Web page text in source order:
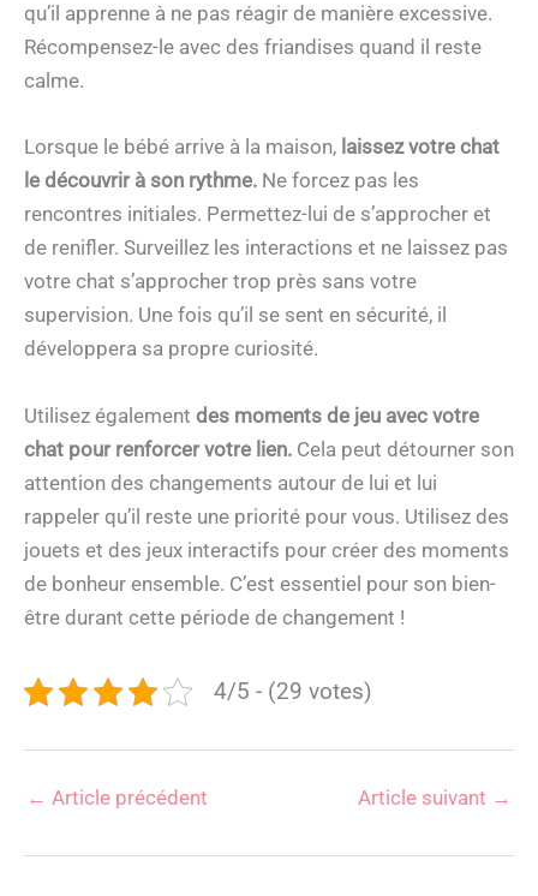
qu’il apprenne à ne pas réagir de manière excessive.
Récompensez-le avec des friandises quand il reste
calme.
Lorsque le bébé arrive à la maison, laissez votre chat
le découvrir à son rythme. Ne forcez pas les
rencontres initiales. Permettez-lui de s’approcher et
de renifler. Surveillez les interactions et ne laissez pas
votre chat s’approcher trop près sans votre
supervision. Une fois qu’il se sent en sécurité, il
développera sa propre curiosité.
Utilisez également des moments de jeu avec votre
chat pour renforcer votre lien. Cela peut détourner son
attention des changements autour de lui et lui
rappeler qu’il reste une priorité pour vous. Utilisez des
jouets et des jeux interactifs pour créer des moments
de bonheur ensemble. C’est essentiel pour son bien-
être durant cette période de changement !
4/5 - (29 votes)
← Article précédent Article suivant →